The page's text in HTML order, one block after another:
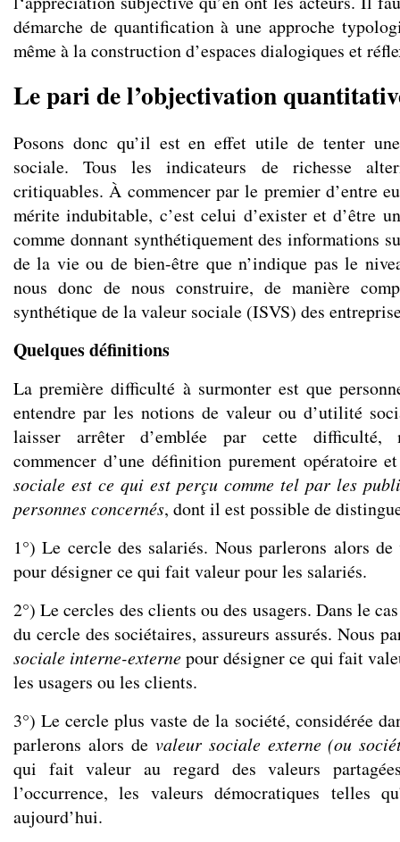
démarche de quantification à une approche
même à la construction d’espaces dialogiques et
Le pari de l’objectivation
Posons donc qu’il est en effet utile de tenter
sociale. Tous les indicateurs de richesse
critiquables. À commencer par le premier d’entre
mérite indubitable, c’est celui d’exister et d’être
comme donnant synthétiquement des informations
de la vie ou de bien-être que n’indique pas le
nous donc de nous construire, de manière
synthétique de la valeur sociale (ISVS) des
Quelques définitions
La première difficulté à surmonter est que
entendre par les notions de valeur ou d’utilité
laisser arrêter d’emblée par cette difficulté,
commencer d’une définition purement opératoire
sociale est ce qui est perçu comme tel par les
personnes concernés, dont il est possible de
1°) Le cercle des salariés. Nous parlerons alors de
pour désigner ce qui fait valeur pour les salariés.
2°) Le cercles des clients ou des usagers. Dans le
du cercle des sociétaires, assureurs assurés. Nous
sociale interne-externepour désigner ce qui fait
les usagers ou les clients.
3°) Le cercle plus vaste de la société, considérée
parlerons alors de valeur sociale externe (ou
qui fait valeur au regard des valeurs
l’occurrence, les valeurs démocratiques telles
aujourd’hui.